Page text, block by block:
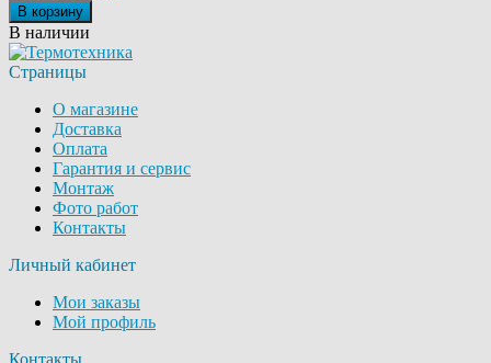
В корзину
В наличии
Страницы
О магазине
Доставка
Оплата
Гарантия и сервис
Монтаж
Фото работ
Контакты
Личный кабинет
Мои заказы
Мой профиль
Контакты